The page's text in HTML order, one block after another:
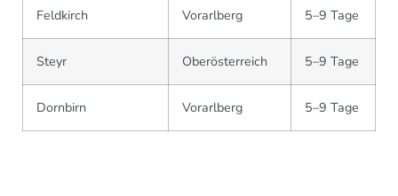
Feldkirch Vorarlberg 5–9 Tage
Steyr Oberösterreich 5–9 Tage
Dornbirn Vorarlberg 5–9 Tage